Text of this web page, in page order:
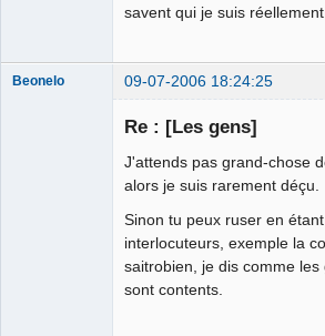
savent qui je suis réellement.
Beonelo 09-07-2006 18:24:25
Re : [Les gens]
J'attends pas grand-chose
alors je suis rarement déçu.
Sinon tu peux ruser en
interlocuteurs, exemple la
saitrobien, je dis comme
sont contents.